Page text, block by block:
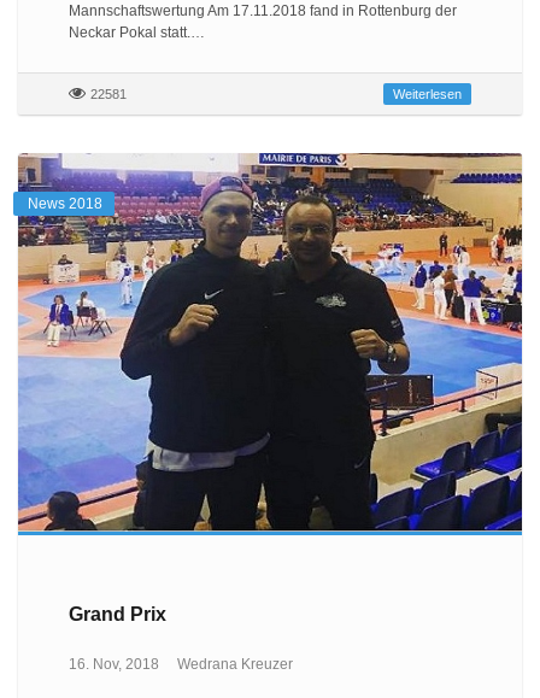
Mannschaftswertung Am 17.11.2018 fand in Rottenburg der
Neckar Pokal statt.…
22581 Weiterlesen
News 2018
Grand Prix
16. Nov, 2018 Wedrana Kreuzer